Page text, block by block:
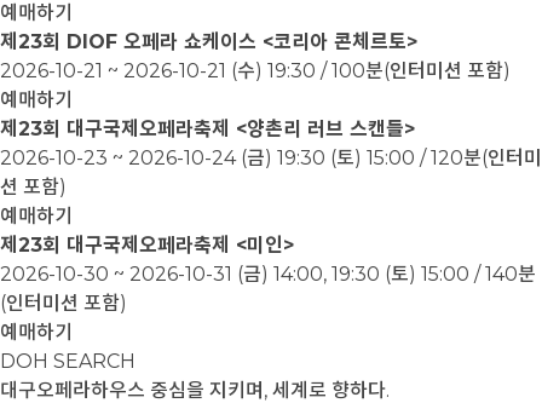
예매하기
제23회 DIOF 오페라 쇼케이스 <코리아 콘체르토>
2026-10-21 ~ 2026-10-21 (수) 19:30 / 100분(인터미션 포함)
예매하기
제23회 대구국제오페라축제 <양촌리 러브 스캔들>
2026-10-23 ~ 2026-10-24 (금) 19:30 (토) 15:00 / 120분(인터미
션 포함)
예매하기
제23회 대구국제오페라축제 <미인>
2026-10-30 ~ 2026-10-31 (금) 14:00, 19:30 (토) 15:00 / 140분
(인터미션 포함)
예매하기
DOH SEARCH
대구오페라하우스 중심을 지키며, 세계로 향하다.